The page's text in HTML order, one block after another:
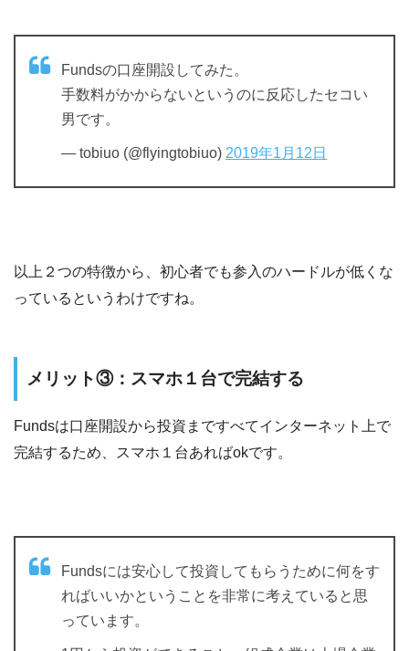
Fundsの口座開設してみた。
手数料がかからないというのに反応したセコい
男です。
— tobiuo (@flyingtobiuo) 2019年1月12日
以上２つの特徴から、初心者でも参入のハードルが低くな
っているというわけですね。
メリット③：スマホ１台で完結する
Fundsは口座開設から投資まですべてインターネット上で
完結するため、スマホ１台あればokです。
Fundsには安心して投資してもらうために何をす
ればいいかということを非常に考えていると思
っています。